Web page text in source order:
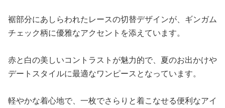
裾部分にあしらわれたレースの切替デザインが、ギンガム
チェック柄に優雅なアクセントを添えています。
赤と白の美しいコントラストが魅力的で、夏のお出かけや
デートスタイルに最適なワンピースとなっています。
軽やかな着心地で、一枚でさらりと着こなせる便利なアイ